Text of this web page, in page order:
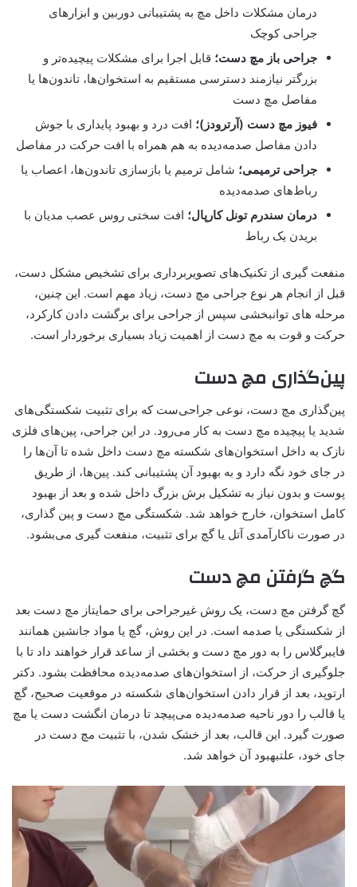
درمان مشکلات داخل مچ به پشتیبانی دوربین و ابزارهای
جراحی کوچک
جراحی باز مچ دست؛ قابل اجرا برای مشکلات پیچیده‌تر و
بزرگتر نیازمند دسترسی مستقیم به استخوان‌ها، تاندون‌ها یا
مفاصل مچ دست
فیوز مچ دست (آرترودز)؛ افت درد و بهبود پایداری با جوش
دادن مفاصل صدمه‌دیده به هم همراه با افت حرکت در مفاصل
جراحی ترمیمی؛ شامل ترمیم یا بازسازی تاندون‌ها، اعصاب یا
رباط‌های صدمه‌دیده
درمان سندرم تونل کارپال؛ افت سختی روس عصب مدیان با
بریدن یک رباط
منفعت گیری از تکنیک‌های تصویربرداری برای تشخیص مشکل دست،
قبل از انجام هر نوع جراحی مچ دست، زیاد مهم است. این چنین،
مرحله های توانبخشی سپس از جراحی برای برگشت دادن کارکرد،
حرکت و قوت به مچ دست از اهمیت زیاد بسیاری برخوردار است.
پین‌گذاری مچ دست
پین‌گذاری مچ دست، نوعی جراحی‌ست که برای تثبیت شکستگی‌های
شدید یا پیچیده مچ دست به کار می‌رود. در این جراحی، پین‌های فلزی
نازک به داخل استخوان‌های شکسته مچ دست داخل شده تا آن‌ها را
در جای خود نگه دارد و به بهبود آن پشتیبانی کند. پین‌ها، از طریق
پوست و بدون نیاز به تشکیل برش بزرگ داخل شده و بعد از بهبود
کامل استخوان، خارج خواهد شد. شکستگی مچ دست و پین‌ گذاری،
در صورت ناکارآمدی آتل یا گچ برای تثبیت، منفعت گیری می‌بشود.
گچ گرفتن مچ دست
گچ گرفتن مچ دست، یک روش غیرجراحی برای حمایتاز مچ دست بعد
از شکستگی یا صدمه است. در این روش، گچ یا مواد جانشین همانند
فایبرگلاس را به دور مچ دست و بخشی از ساعد قرار خواهند داد تا با
جلوگیری از حرکت، از استخوان‌های صدمه‌دیده محافظت بشود. دکتر
ارتوپد، بعد از قرار دادن استخوان‌های شکسته در موقعیت صحیح، گچ
یا قالب را دور ناحیه صدمه‌دیده می‌پیچد تا درمان انگشت دست یا مچ
صورت گیرد. این قالب، بعد از خشک شدن، با تثبیت مچ دست در
جای خود، علتبهبود آن خواهد شد.